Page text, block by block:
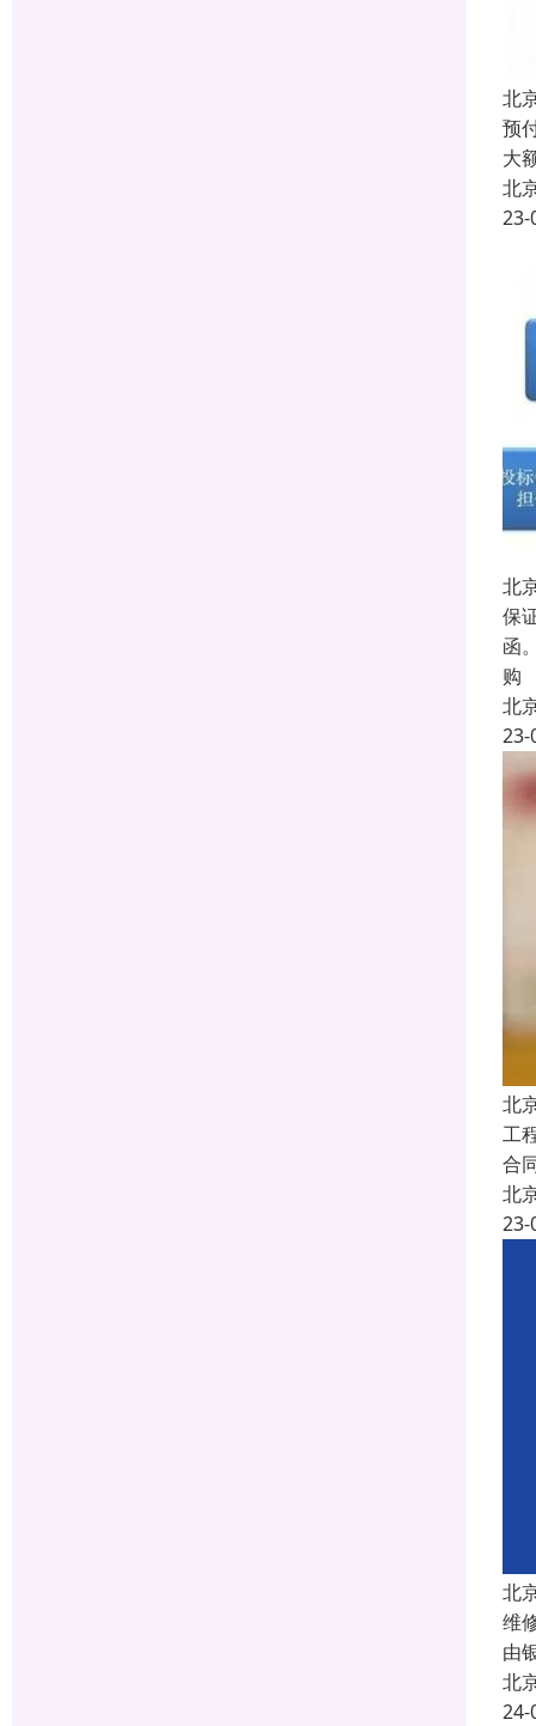
北
预
大
北
23-
北
保
函
购
北
23-
北
工
合
北
23-
北
维
由
北
24-